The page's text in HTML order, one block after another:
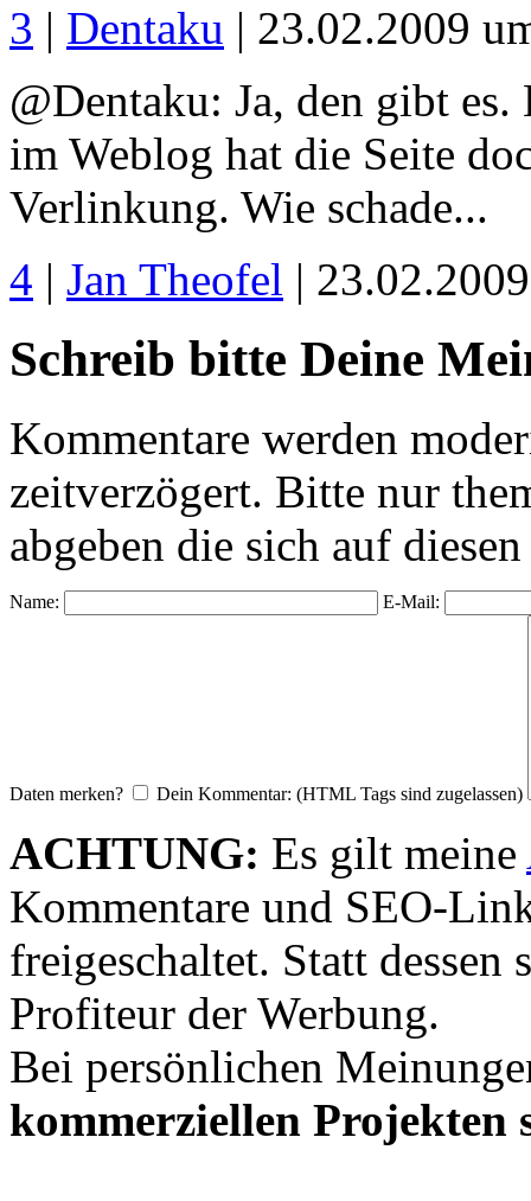
3 | Dentaku | 23.02.2009
@Dentaku: Ja, den gibt
im Weblog hat die Seite
Verlinkung. Wie schade...
4 | Jan Theofel |
Schreib bitte Deine
Kommentare werden
zeitverzögert. Bitte nur
abgeben die sich auf
Name: E-Mail:
Daten merken? Dein Kommentar: (HTML Tags sind zugelassen)
ACHTUNG: Es gilt meine
Kommentare und SEO-
freigeschaltet. Statt dessen
Profiteur der Werbung.
Bei persönlichen
kommerziellen Projekten